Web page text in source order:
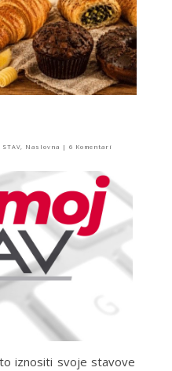
, Naslovna | 6 Komentari
iznositi svoje stavove